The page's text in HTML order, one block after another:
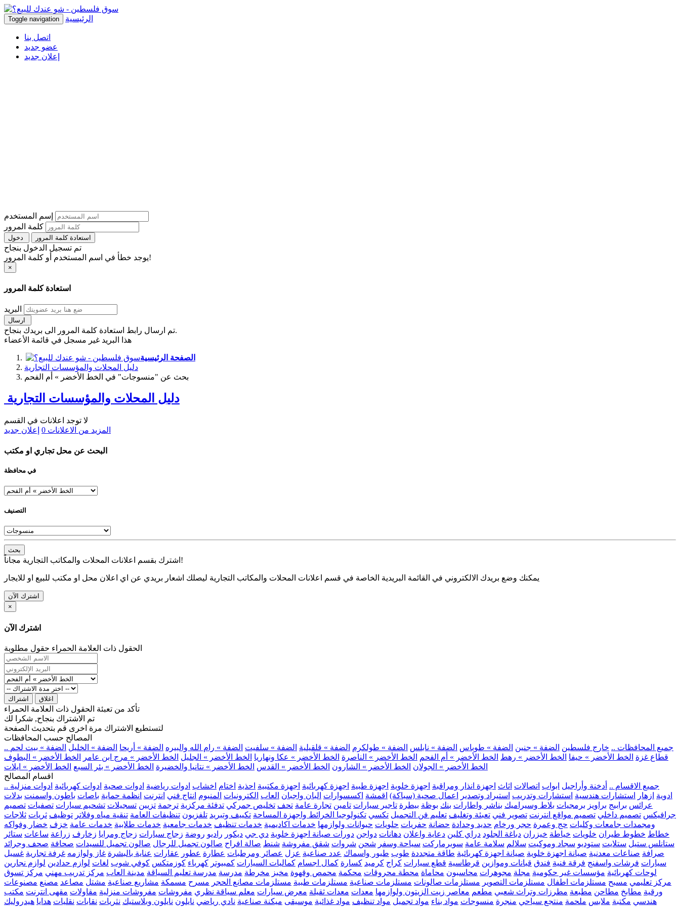
Toggle navigation الرئيسية
اتصل بنا
عضو جديد
إعلان جديد
إسم المستخدم
كلمة المرور
استعادة كلمة المرور
تم تسجيل الدخول بنجاح
يوجد خطأ في اسم المستخدم أو كلمة المرور!
×
استعادة كلمة المرور
البريد
تم ارسال رابط استعادة كلمة المرور الى بريدك بنجاح.
هذا البريد غير مسجل في قائمة الأعضاء
الصفحة الرئيسية
دليل المحلات والمؤسسات التجارية
بحث عن "منسوجات" في الخط الأخضر » أم الفحم
دليل المحلات والمؤسسات التجارية
لا توجد اعلانات في القسم
المزيد من الاعلانات 0 إعلان جديد
البحث عن محل تجاري او مكتب
في محافظة
التصنيف
بحث
اشترك بقسم اعلانات المحلات والمكاتب التجارية مجاناً!
يمكنك وضع بريدك الالكتروني في القائمة البريدية الخاصة في قسم اعلانات المحلات والمكاتب التجارية ليصلك اشعار بريدي عن اي اعلان محل او مكتب للبيع او للايجار
اشترك الآن
×
اشترك الآن
الحقول ذات العلامة الحمراء حقول مطلوبة
اشتراك اغلاق
تأكد من تعبئة الحقول ذات العلامة الحمراء
تم الاشتراك بنجاح, شكرا لك
لتستطيع الاشتراك مرة اخرى قم بتحديث الصفحة
المصالح حسب المحافظات
.. جميع المحافظات .. خارج فلسطين الضفة » جنين الضفة » طوباس الضفة » نابلس الضفة » طولكرم الضفة » قلقيلية الضفة » سلفيت الضفة » رام الله والبيره الضفة » أريحا الضفة » الخليل الضفة » بيت لحم
قطاع غزة الخط الأخضر » حيفا الخط الأخضر » رهط الخط الأخضر » أم الفحم الخط الأخضر » الناصرة الخط الأخضر » عكا ونهاريا الخط الأخضر » الجليل الخط الأخضر » مرج ابن عامر
الخط الأخضر » البطوف
الخط الأخضر » الجولان الخط الأخضر » الشارون الخط الأخضر » القدس الخط الأخضر » نتانيا والخضيرة الخط الأخضر » بئر السبع الخط الأخضر » ايلات
اقسام المصالح
.. جميع الاقسام .. أدخنة وأراجيل ابواب اتصالات اثاث اجهزة انذار ومراقبة اجهزة خلوية اجهزة طبية اجهزة كهربائية اجهزة مكتبية احذية اختام اخشاب ادوات رياضية ادوات صحية ادوات كهربائية ادوات منزلية
ادوية ازهار استشارات هندسية استشارات وتدريب استيراد وتصدير اعمال صحية (سباكة) اقمشة اكسسوارات البان واجبان العاب الكترونيات المنيوم انتاج فني انترنت انظمة حماية باصات باطون واسمنت بدلات
عرائس برابيج براويز برمجيات بلاط وسيراميك بناشر واطارات بنك بوظة بيطرة تاجير سيارات تامين تجارة عامة تحف تخليص جمركي تدفئة مركزية ترجمة تزيين تسجيلات تشحيم سيارات تصفيات تصميم
جرافيكس تصميم داخلي تصميم مواقع انترنت تصوير فني تعبئة وتغليف تعليم فن التجميل تكسي تكنولوجيا الخرائط واجهزة المساحة تكييف وتبريد تلفزيون تنظيفات العامة تنقية مياه وفلاتر توظيف ثريات ثلاجات
ومجمدات جامعات وكليات حج وعمرة حجر ورخام حديد وحدادة حضانة حفريات حلويات حيوانات ولوازمها خدمات اكاديمية خدمات تنظيف خدمات جامعية خدمات طلابية خدمات عامة خزف خضار وفواكه
خطاط خطوط طيران خلويات خياطة خيزران دباغة الجلود دراي كلين دعاية واعلان دهانات دواجن دورات صيانة اجهزة خلوية دي جي ديكور راديو روضة زجاج سيارات زجاج ومرايا زخارف زراعة ساعات ستائر
ستانلس ستيل ستلايت ستوديو سجاد وموكيت سلالم سلامة عامة سوبرماركت سياحة وسفر شحن شروات شقق مفروشة شنط صالة افراح صالون تجميل للرجال صالون تجميل للسيدات صحافة صحف وجرائد
صرافة صناعات معدنية صيانة اجهزة خلوية صيانة اجهزة كهربائية طاقة متجددة طوب طيور واسماك عدد صناعية عزل عصائر ومرطبات عطارة عطور عقارات عناية بالبشرة غاز ولوازمه غرفة تجارية غسيل
سيارات فرشات واسفنج فرقة فنية فندق قبانات وموازين قرطاسية قطع سيارات كراج كرميد كسارة كمال اجسام كماليات السيارات كمبيوتر كهرباء كوزمتكس كوفي شوب لغات لوازم حدادين لوازم نجارين
لوحات كهربائية مؤسسات غير حكومية مجلة مجوهرات محاسبون محاماة محطة محروقات محكمة محمص وقهوة مخبز مخرطة مدرسة مدرسة تعليم السياقة مدينة العاب مركز تدريب مهني مركز تسوق
مركز تعليمي مسبح مستلزمات اطفال مستلزمات التصوير مستلزمات صالونات مستلزمات صناعية مستلزمات طبية مستلزمات مصانع الحجر مسرح مسمكة مشاريع صناعية مشتل مصاعد مصنع مصنوعات
ورقية مطابخ مطاحن مطبعة مطرزات وتراث شعبي مطعم معاصر زيت الزيتون ولوازمها معدات معدات ثقيلة معرض سيارات معلم سياقة نظري مفروشات مفروشات منزلية مقاولات مقهى انترنت مكتب
هندسي مكتبة ملابس ملحمة منتجع سياحي منجرة منسوجات مواد بناء مواد تجميل مواد تنظيف مواد غذائية موسيقى ميكنة صناعية نادي رياضي نايلون نايلون وبلاستيك نثريات نقابات نقليات هدايا هيدروليك